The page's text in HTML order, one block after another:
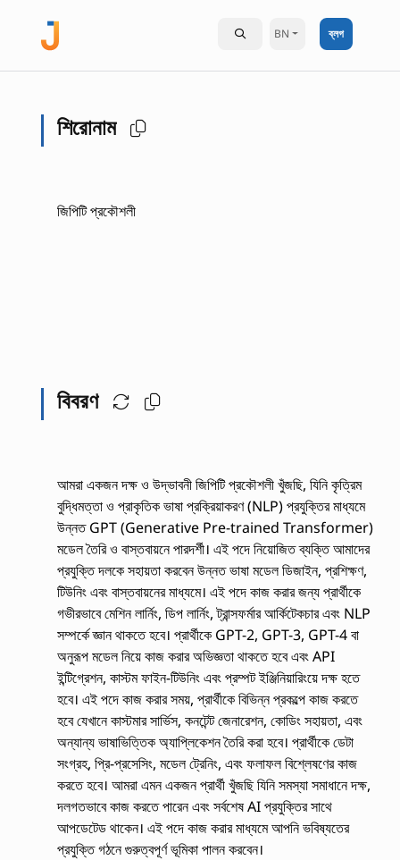
BN ব্লগ
শিরোনাম
জিপিটি প্রকৌশলী
বিবরণ
আমরা একজন দক্ষ ও উদ্ভাবনী জিপিটি প্রকৌশলী খুঁজছি, যিনি কৃত্রিম
বুদ্ধিমত্তা ও প্রাকৃতিক ভাষা প্রক্রিয়াকরণ (NLP) প্রযুক্তির মাধ্যমে
উন্নত GPT (Generative Pre-trained Transformer)
মডেল তৈরি ও বাস্তবায়নে পারদর্শী। এই পদে নিয়োজিত ব্যক্তি আমাদের
প্রযুক্তি দলকে সহায়তা করবেন উন্নত ভাষা মডেল ডিজাইন, প্রশিক্ষণ,
টিউনিং এবং বাস্তবায়নের মাধ্যমে। এই পদে কাজ করার জন্য প্রার্থীকে
গভীরভাবে মেশিন লার্নিং, ডিপ লার্নিং, ট্রান্সফর্মার আর্কিটেকচার এবং NLP
সম্পর্কে জ্ঞান থাকতে হবে। প্রার্থীকে GPT-2, GPT-3, GPT-4 বা
অনুরূপ মডেল নিয়ে কাজ করার অভিজ্ঞতা থাকতে হবে এবং API
ইন্টিগ্রেশন, কাস্টম ফাইন-টিউনিং এবং প্রম্পট ইঞ্জিনিয়ারিংয়ে দক্ষ হতে
হবে। এই পদে কাজ করার সময়, প্রার্থীকে বিভিন্ন প্রকল্পে কাজ করতে
হবে যেখানে কাস্টমার সার্ভিস, কনটেন্ট জেনারেশন, কোডিং সহায়তা, এবং
অন্যান্য ভাষাভিত্তিক অ্যাপ্লিকেশন তৈরি করা হবে। প্রার্থীকে ডেটা
সংগ্রহ, প্রি-প্রসেসিং, মডেল ট্রেনিং, এবং ফলাফল বিশ্লেষণের কাজ
করতে হবে। আমরা এমন একজন প্রার্থী খুঁজছি যিনি সমস্যা সমাধানে দক্ষ,
দলগতভাবে কাজ করতে পারেন এবং সর্বশেষ AI প্রযুক্তির সাথে
আপডেটেড থাকেন। এই পদে কাজ করার মাধ্যমে আপনি ভবিষ্যতের
প্রযুক্তি গঠনে গুরুত্বপূর্ণ ভূমিকা পালন করবেন।